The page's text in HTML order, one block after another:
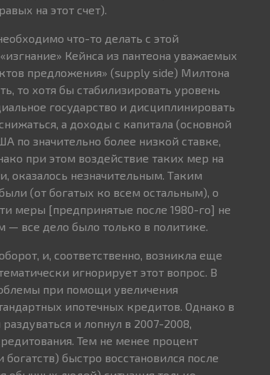
на этот счет).
что-то делать с этой
Кейнса из пантеона уважаемых
предложения» (supply side) Милтона
то хотя бы стабилизировать уровень
государство и дисциплинировать
а доходы с капитала (основной
по значительно более низкой ставке,
при этом воздействие таких мер на
оказалось незначительным. Таким
(от богатых ко всем остальным), о
меры [предпринятые после 1980-го] не
все дело было только в политике.
и, соответственно, возникла еще
игнорирует этот вопрос. В
при помощи увеличения
ипотечных кредитов. Однако в
и лопнул в 2007-2008,
Тем не менее процент
быстро восстановился после